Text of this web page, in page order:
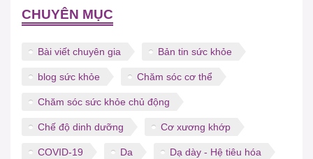
CHUYÊN MỤC
Bài viết chuyên gia Bản tin sức khỏe
blog sức khỏe Chăm sóc cơ thể
Chăm sóc sức khỏe chủ động
Chế độ dinh dưỡng Cơ xương khớp
COVID-19 Da Dạ dày - Hệ tiêu hóa